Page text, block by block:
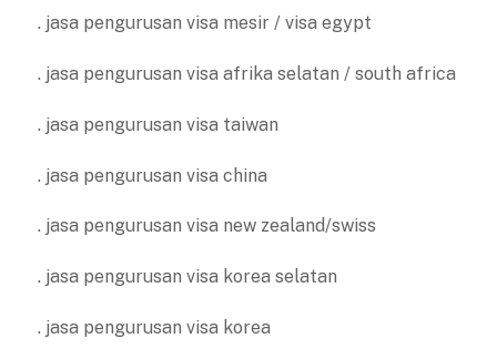
. jasa pengurusan visa mesir / visa egypt
. jasa pengurusan visa afrika selatan / south africa
. jasa pengurusan visa taiwan
. jasa pengurusan visa china
. jasa pengurusan visa new zealand/swiss
. jasa pengurusan visa korea selatan
. jasa pengurusan visa korea